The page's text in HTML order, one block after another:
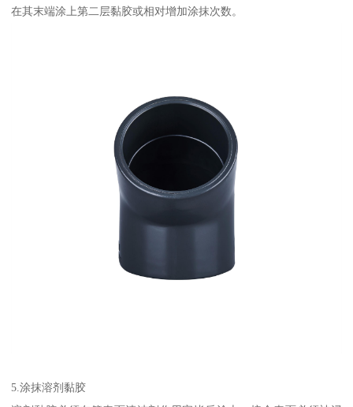
在其末端涂上第二层黏胶或相对增加涂抹次数。
5.涂抹溶剂黏胶